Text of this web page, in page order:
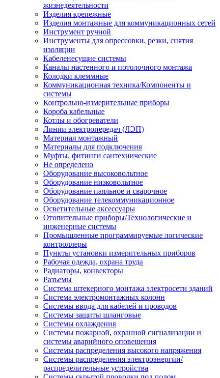
жизнедеятельности
Изделия крепежные
Изделия монтажные для коммуникационных сетей
Инструмент ручной
Инструменты для опрессовки, резки, снятия
изоляции
Кабеленесущие системы
Каналы настенного и потолочного монтажа
Колодки клеммные
Коммуникационная техника/Компоненты и
системы
Контрольно-измерительные приборы
Короба кабельные
Котлы и обогреватели
Линии электропередач (ЛЭП)
Материал монтажный
Материалы для подключения
Муфты, фитинги сантехнические
Не определено
Оборудование высоковольтное
Оборудование низковольтное
Оборудование паяльное и сварочное
Оборудование телекоммуникационное
Осветительные аксессуары
Отопительные приборы/Технологические и
инженерные системы
Промышленные программируемые логические
контроллеры
Пункты установки измерительных приборов
Рабочая одежда, охрана труда
Радиаторы, конвекторы
Разъемы
Система штекерного монтажа электросети зданий
Система электромонтажных колонн
Системы ввода для кабелей и проводов
Системы защиты шланговые
Системы охлаждения
Системы пожарной, охранной сигнализации и
системы аварийного оповещения
Системы распределения высокого напряжения
Системы распределения электроэнергии/
распределительные устройства